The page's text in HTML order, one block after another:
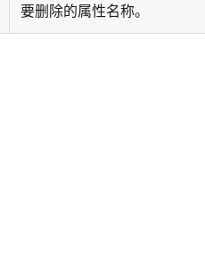
要删除的属性名称。